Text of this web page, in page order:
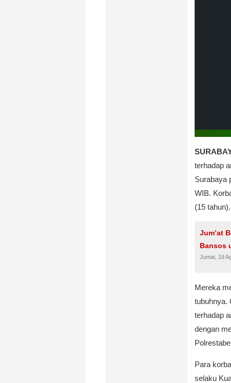
terhadap
Surabaya
WIB.
(15 tahun).
Jum’at
Bansos
Jumat, 19
Mereka
tubuhnya.
terhadap
dengan
Para
selaku